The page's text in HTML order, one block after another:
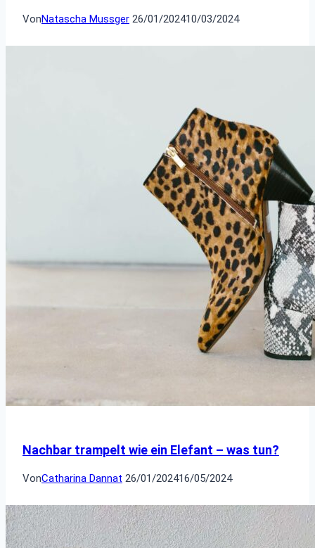
VonNatascha Mussger 26/01/202410/03/2024
Nachbar trampelt wie ein Elefant – was tun?
VonCatharina Dannat 26/01/202416/05/2024